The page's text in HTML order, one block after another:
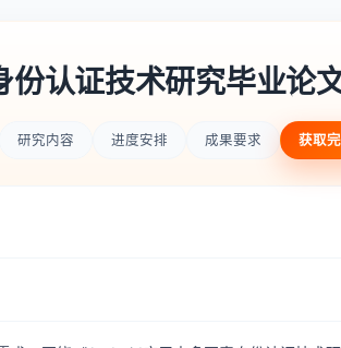
认证技术研究毕业论
研究内容 进度安排 成果要求 获取